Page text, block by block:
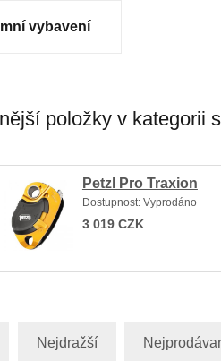
vybavení
položky v kategorii
Petzl Pro Traxion
Dostupnost: Vyprodáno
3 019 CZK
Nejdražší